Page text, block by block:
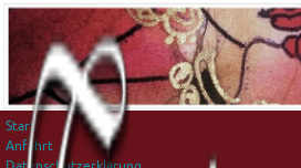
Start
Anfahrt